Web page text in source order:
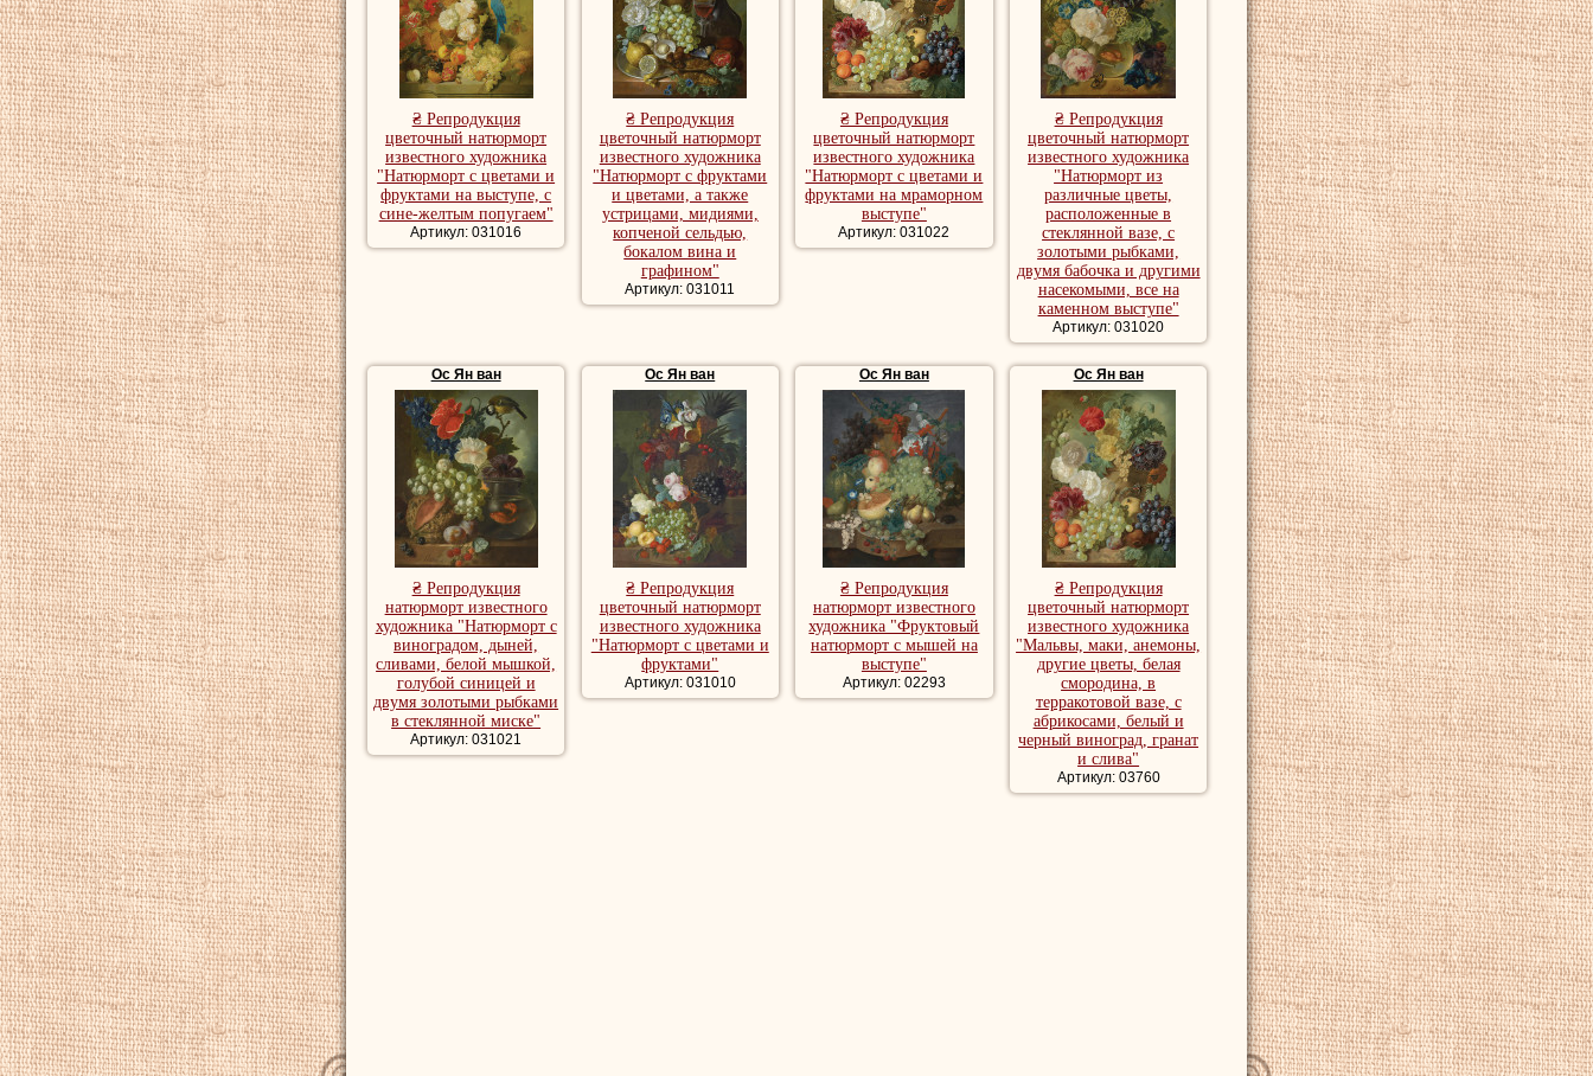
₴ Репродукция
цветочный натюрморт
известного художника
"Натюрморт с цветами и
фруктами на выступе, с
сине-желтым попугаем"
Артикул: 031016
₴ Репродукция
цветочный натюрморт
известного художника
"Натюрморт с фруктами
и цветами, а также
устрицами, мидиями,
копченой сельдью,
бокалом вина и
графином"
Артикул: 031011
₴ Репродукция
цветочный натюрморт
известного художника
"Натюрморт с цветами и
фруктами на мраморном
выступе"
Артикул: 031022
₴ Репродукция
цветочный натюрморт
известного художника
"Натюрморт из
различные цветы,
расположенные в
стеклянной вазе, с
золотыми рыбками,
двумя бабочка и другими
насекомыми, все на
каменном выступе"
Артикул: 031020
Ос Ян ван
₴ Репродукция
натюрморт известного
художника "Натюрморт с
виноградом, дыней,
сливами, белой мышкой,
голубой синицей и
двумя золотыми рыбками
в стеклянной миске"
Артикул: 031021
Ос Ян ван
₴ Репродукция
цветочный натюрморт
известного художника
"Натюрморт с цветами и
фруктами"
Артикул: 031010
Ос Ян ван
₴ Репродукция
натюрморт известного
художника "Фруктовый
натюрморт с мышей на
выступе"
Артикул: 02293
Ос Ян ван
₴ Репродукция
цветочный натюрморт
известного художника
"Мальвы, маки, анемоны,
другие цветы, белая
смородина, в
терракотовой вазе, с
абрикосами, белый и
черный виноград, гранат
и слива"
Артикул: 03760